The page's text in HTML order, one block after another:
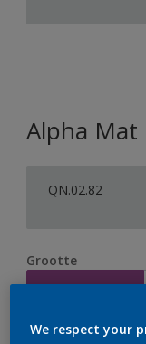
Alpha Mat
QN.02.82
Grootte
2,5 L
We respect your